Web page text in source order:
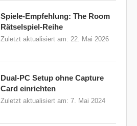
Spiele-Empfehlung: The Room
Rätselspiel-Reihe
Zuletzt aktualisiert am: 22. Mai 2026
Dual-PC Setup ohne Capture
Card einrichten
Zuletzt aktualisiert am: 7. Mai 2024